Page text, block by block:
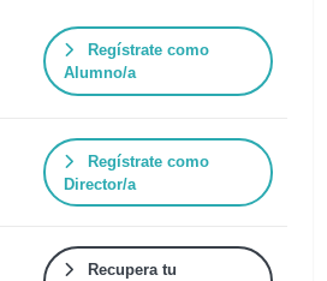
Regístrate como
Alumno/a
Regístrate como
Director/a
Recupera tu